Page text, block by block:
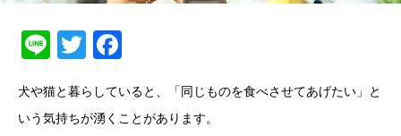
LineTwitter
犬や猫と暮らしていると、「同じものを食べさせてあげたい」と
いう気持ちが湧くことがあります。